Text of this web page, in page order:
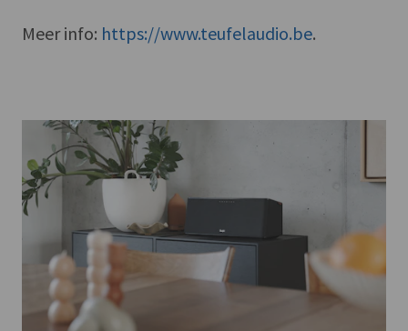
Meer info: https://www.teufelaudio.be.